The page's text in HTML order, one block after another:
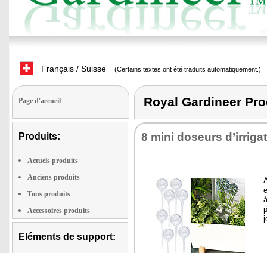
Français / Suisse (Certains textes ont été traduits automatiquement.)
Page d'accueil
Produits:
Actuels produits
Anciens produits
Tous produits
Accessoires produits
Eléments de support:
Royal Gardineer
8 mini doseurs